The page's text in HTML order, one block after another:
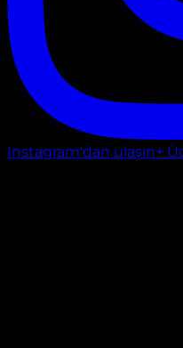
Instagram'dan ulaşın+